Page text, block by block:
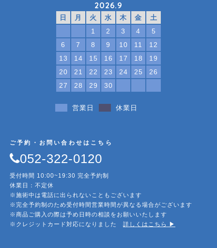
2026.9
日 月 火 水 木 金
土
1
2 3 4
5
6
7 8 9 10 11
12
13
14 15 16 17 18
19
20
21 22 23 24 25
26
27
28 29 30
営業日 休業日
ご予約・お問い合わせはこちら
052-322-0120
受付時間 10:00~19:30 完全予約制
休業日：不定休
※施術中は電話に出られないこともございます
※完全予約制のため受付時間営業時間が異なる場合がございます
※商品ご購入の際は予め日時の相談をお願いいたします
※クレジットカード対応になりました 詳しくはこちら ▶︎